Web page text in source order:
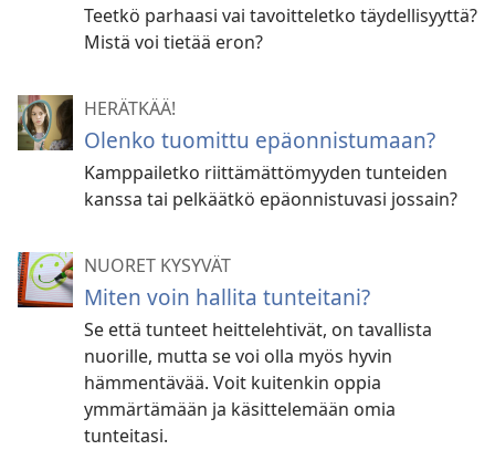
Teetkö parhaasi vai tavoitteletko täydellisyyttä?
Mistä voi tietää eron?
HERÄTKÄÄ!
Olenko tuomittu epäonnistumaan?
Kamppailetko riittämättömyyden tunteiden
kanssa tai pelkäätkö epäonnistuvasi jossain?
NUORET KYSYVÄT
Miten voin hallita tunteitani?
Se että tunteet heittelehtivät, on tavallista
nuorille, mutta se voi olla myös hyvin
hämmentävää. Voit kuitenkin oppia
ymmärtämään ja käsittelemään omia
tunteitasi.